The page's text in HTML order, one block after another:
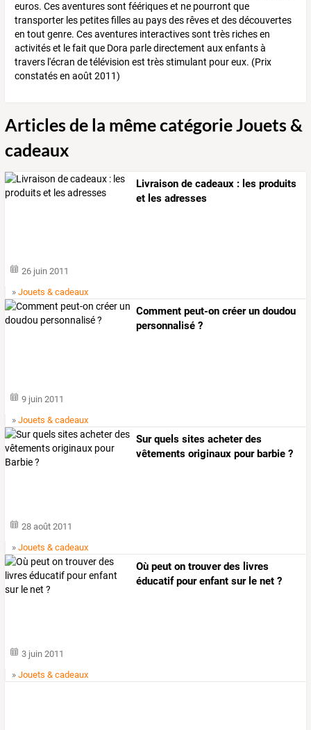
euros. Ces aventures sont féériques et ne pourront que
transporter les petites filles au pays des rêves et des découvertes
en tout genre. Ces aventures interactives sont très riches en
activités et le fait que Dora parle directement aux enfants à
travers l'écran de télévision est très stimulant pour eux. (Prix
constatés en août 2011)
Articles de la même catégorie Jouets &
cadeaux
Livraison de cadeaux : les produits
et les adresses
26 juin 2011
»Jouets & cadeaux
Comment peut-on créer un doudou
personnalisé ?
9 juin 2011
»Jouets & cadeaux
Sur quels sites acheter des
vêtements originaux pour barbie ?
28 août 2011
»Jouets & cadeaux
Où peut on trouver des livres
éducatif pour enfant sur le net ?
3 juin 2011
»Jouets & cadeaux